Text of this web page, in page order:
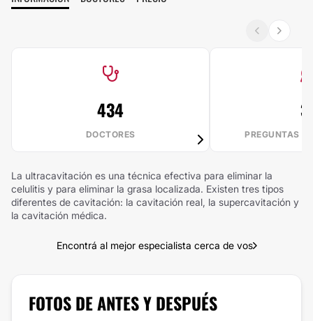
434
DOCTORES PREGUNTAS
La ultracavitación es una técnica efectiva para eliminar la
celulitis y para eliminar la grasa localizada. Existen tres tipos
diferentes de cavitación: la cavitación real, la supercavitación y
la cavitación médica.
Encontrá al mejor especialista cerca de vos
FOTOS DE ANTES Y DESPUÉS